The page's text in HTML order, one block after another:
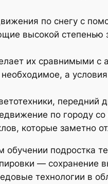
по снегу с
высокой степенью
их сравнимыми с
а
передний
по городу
которые заметно
подростка
— сохранение
технологии в